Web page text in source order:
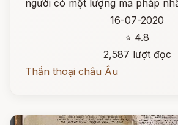
người có một lượng ma pháp
16-07-2020
⭐ 4.8
2,587 lượt đọc
Thần thoại châu Âu